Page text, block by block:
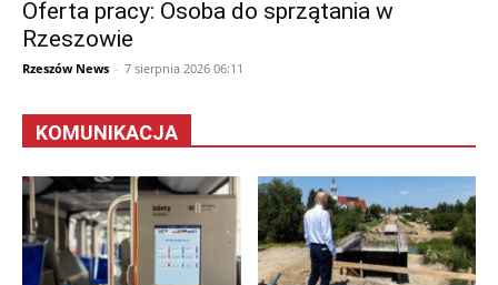
Oferta pracy: Osoba do sprzątania w
Rzeszowie
Rzeszów News - 7 sierpnia 2026 06:11
KOMUNIKACJA